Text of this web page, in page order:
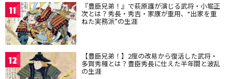
11 『豊臣兄弟！』で萩原護が演じる武将・小堀正
次とは？秀長・秀吉・家康が重用、“出家を重
ねた実務派”の生涯
12 【豊臣兄弟！】2度の改易から復活した武将・
多賀秀種とは？豊臣秀長に仕えた半年間と波乱
の生涯